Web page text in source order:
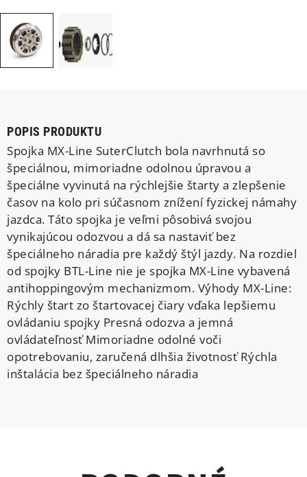
POPIS PRODUKTU
Spojka MX-Line SuterClutch bola navrhnutá so
špeciálnou, mimoriadne odolnou úpravou a
špeciálne vyvinutá na rýchlejšie štarty a zlepšenie
časov na kolo pri súčasnom znížení fyzickej námahy
jazdca. Táto spojka je veľmi pôsobivá svojou
vynikajúcou odozvou a dá sa nastaviť bez
špeciálneho náradia pre každý štýl jazdy. Na rozdiel
od spojky BTL-Line nie je spojka MX-Line vybavená
antihoppingovým mechanizmom. Výhody MX-Line:
Rýchly štart zo štartovacej čiary vďaka lepšiemu
ovládaniu spojky Presná odozva a jemná
ovládateľnosť Mimoriadne odolné voči
opotrebovaniu, zaručená dlhšia životnosť Rýchla
inštalácia bez špeciálneho náradia